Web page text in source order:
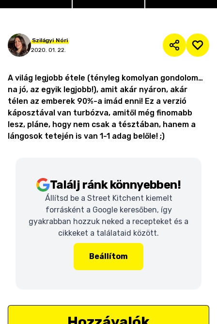
Szilágyi Nóri
2020. 01. 22.
A világ legjobb étele (tényleg komolyan gondolom…
na jó, az egyik legjobb!), amit akár nyáron, akár
télen az emberek 90%-a imád enni! Ez a verzió
káposztával van turbózva, amitől még finomabb
lesz, pláne, hogy nem csak a tésztában, hanem a
lángosok tetején is van 1-1 adag belőle! ;)
Találj ránk könnyebben!
Állítsd be a Street Kitchent kiemelt
forrásként a Google keresőben, így
gyakrabban hozzuk neked a recepteket és a
cikkeket a találataid között.
Beállítom